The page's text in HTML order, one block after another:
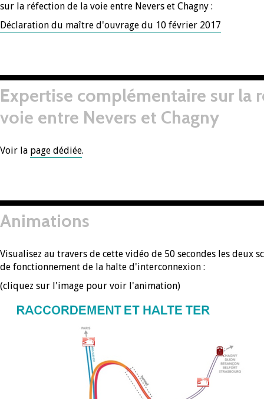
sur la réfection de la voie entre Nevers et Chagny :
Déclaration du maître d'ouvrage du 10 février 2017
Expertise complémentaire sur la
voie entre Nevers et Chagny
Voir la page dédiée.
Animations
Visualisez au travers de cette vidéo de 50 secondes les deux
de fonctionnement de la halte d'interconnexion :
(cliquez sur l'image pour voir l'animation)